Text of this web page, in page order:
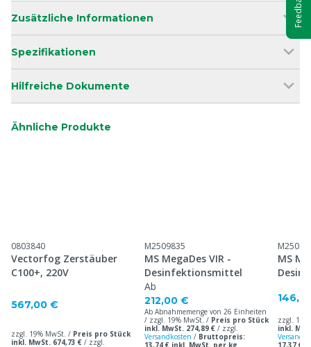
Zusätzliche Informationen
Spezifikationen
Hilfreiche Dokumente
Ähnliche Produkte
0803840
Vectorfog Zerstäuber
C100+, 220V
567,00 €
zzgl. 19% MwSt. / Preis pro Stück
inkl. MwSt. 674,73 € / zzgl.
M2509835
MS MegaDes VIR -
Desinfektionsmittel
Ab
212,00 €
Ab Abnahmemenge von 26 Einheiten
/ zzgl. 19% MwSt. / Preis pro Stück
inkl. MwSt. 274,89 € / zzgl.
Versandkosten / Bruttopreis:
13,74 € inkl. MwSt. per kg
MS
zzgl.
inkl.
17,37 €
Feedback